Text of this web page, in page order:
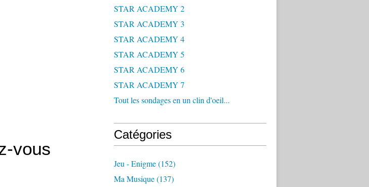
vous
STAR ACADEMY 2
STAR ACADEMY 3
STAR ACADEMY 4
STAR ACADEMY 5
STAR ACADEMY 6
STAR ACADEMY 7
Tout les sondages en un clin d'oeil...
Catégories
Jeu - Enigme(152)
Ma Musique(137)